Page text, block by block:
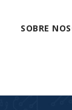
SOBRE